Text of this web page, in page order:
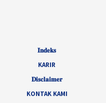
𝐈𝐧𝐝𝐞𝐤𝐬
KARIR
𝐃𝐢𝐬𝐜𝐥𝐚𝐢𝐦𝐞𝐫
KONTAK KAMI